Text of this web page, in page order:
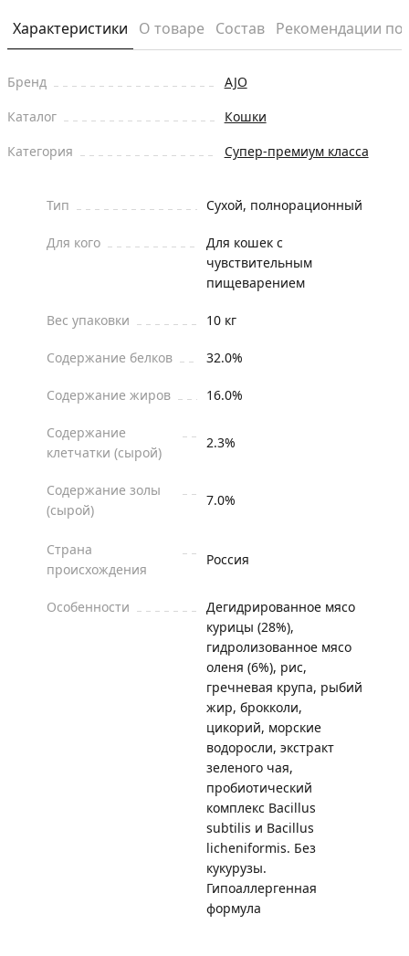
Характеристики О товаре Состав Рекомендации
Бренд
AJO
Каталог
Кошки
Категория
Супер-премиум класса
Тип Сухой, полнорационный
Для кого
Для кошек с
чувствительным
пищеварением
Вес упаковки 10 кг
Содержание белков 32.0%
Содержание жиров 16.0%
Содержание
клетчатки (сырой)
2.3%
Содержание золы
(сырой)
7.0%
Страна
происхождения
Россия
Особенности
Дегидрированное мясо
курицы (28%),
гидролизованное мясо
оленя (6%), рис,
гречневая крупа, рыбий
жир, брокколи,
цикорий, морские
водоросли, экстракт
зеленого чая,
пробиотический
комплекс Bacillus
subtilis и Bacillus
licheniformis. Без
кукурузы.
Гипоаллергенная
формула